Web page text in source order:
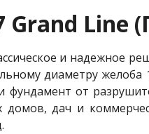
Line
и надежное
диаметру
от
дач и